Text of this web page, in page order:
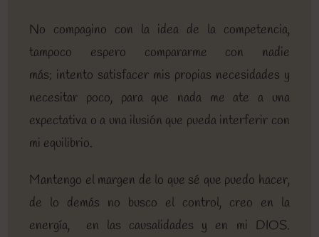
No compagino con la idea de la competencia,
tampoco espero compararme con nadie
más; intento satisfacer mis propias necesidades y
necesitar poco, para que nada me ate a una
expectativa o a una ilusión que pueda interferir con
mi equilibrio.
Mantengo el margen de lo que sé que puedo hacer,
de lo demás no busco el control, creo en la
energía, en las causalidades y en mi DIOS.